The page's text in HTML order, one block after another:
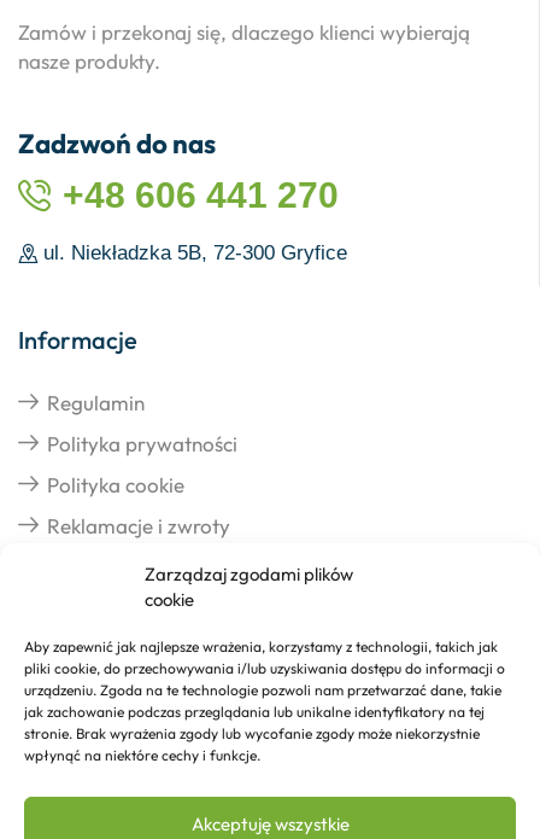
Zarządzaj zgodami plików
cookie
Aby zapewnić jak najlepsze wrażenia, korzystamy z technologii, takich jak
pliki cookie, do przechowywania i/lub uzyskiwania dostępu do informacji o
urządzeniu. Zgoda na te technologie pozwoli nam przetwarzać dane, takie
jak zachowanie podczas przeglądania lub unikalne identyfikatory na tej
stronie. Brak wyrażenia zgody lub wycofanie zgody może niekorzystnie
wpłynąć na niektóre cechy i funkcje.
Akceptuję wszystkie
Zamów i przekonaj się, dlaczego klienci wybierają
nasze produkty.
Zadzwoń do nas
+48 606 441 270
ul. Niekładzka 5B, 72-300 Gryfice
Informacje
Regulamin
Polityka prywatności
Polityka cookie
Reklamacje i zwroty
Realizacja zamówień
Formy płatności
Kontakt